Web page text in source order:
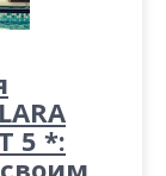
5 *: